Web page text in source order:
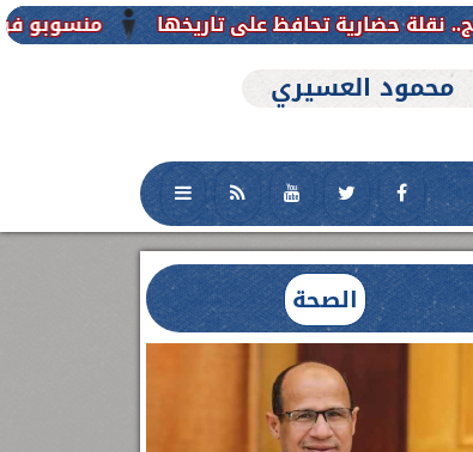
منسوبو فرع جامعة الأزهر للوجه
محمود العسيري
الصحة